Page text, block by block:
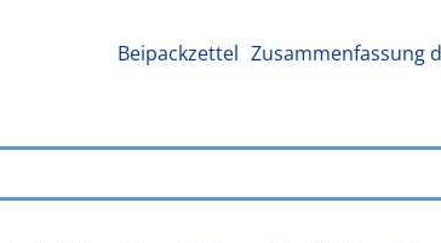
Beipackzettel Zusammenfassung